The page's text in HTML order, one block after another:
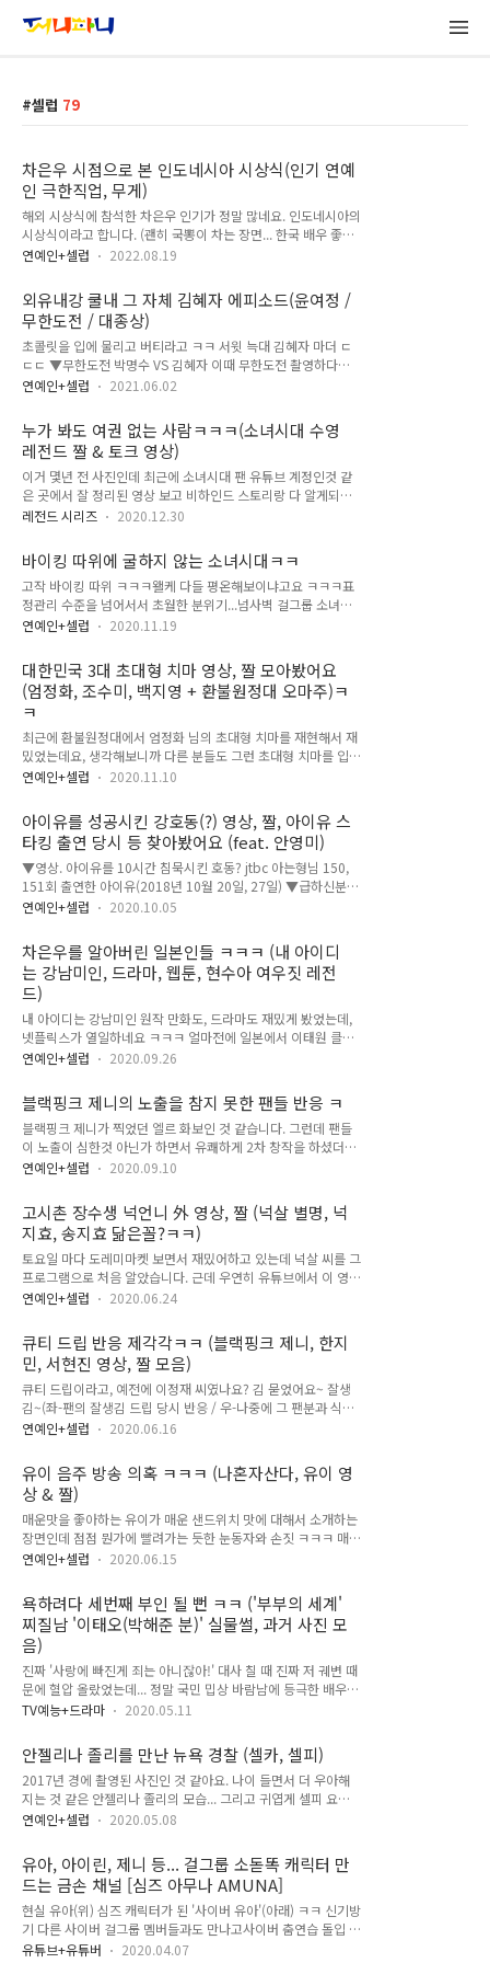
셀럽 79
차은우 시점으로 본 인도네시아 시상식(인기 연예
인 극한직업, 무게)
해외 시상식에 참석한 차은우 인기가 정말 많네요. 인도네시아의
시상식이라고 합니다. (괜히 국뽕이 차는 장면... 한국 배우 좋아
해줘서 고마워요) 잘생긴 사람 보면 나오는 찐반응 이라는 이야
한 표정으로 앉아있는 차은우 옆에 계속 싱글벙글 들썩이는 사람
들 ㅎㅎㅎ 그런데... 차은우 시점 상황 ㄷㄷㄷㄷㄷㄷㄷㄷㄷㄷㄷ
ㄷㄷㄷ 저 상황에서 저렇게 표정관리 하고 있다는 게 정말 대단
하다고 생각했습니다. 나는 절대 못 할거야..(그럴 일도 없겠지
만;) 이거 말고, 차은우 씨가 사진 기자들 앞에서 플래시 엄청나
게 터지는데 눈하나 깜짝 안 하고 서있었던 그런 움짤도 있었는
유재석 1인자의 시점,..
연예인+셀럽 2022.08.19
외유내강 쿨내 그 자체 김혜자 에피소드(윤여정 /
무한도전 / 대종상)
초콜릿을 입에 물리고 버티라고 ㅋㅋ 서윗 늑대 김혜자 마더 ㄷ
ㄷㄷ ▼무한도전 박명수 VS 김혜자 이때 무한도전 촬영하다가
김혜자 님한테 전원일기 또 찍을 생각 없냐고 조르는? 그런 장면
정말 단단한 그런 느낌... 쿨내 나셔서 진짜 부러워 나도 나이 먹
으면 저렇게 부드러우면서 강한 사람 되고 싶다 ㅋㅋ ▼김혜자
대종상 수상 번복 왜? 진짜 평소 이미지랑 방송 이미지랑 다르신
건지 상상이 안 되지만, 김혜자 님 같은 선배가 찍어야지 하면 조
금 더 참고 견디고 찍을 듯 ㅋㅋㅋㅋ 김혜자 님 담배 얘기도 많은
데 30년 넘게 피우시다가 금연한지 20년 넘으셨다고 ㅎㅎ 세월
하고, 인터뷰에서 절대..
연예인+셀럽 2021.06.02
누가 봐도 여권 없는 사람ㅋㅋㅋ(소녀시대 수영
레전드 짤 & 토크 영상)
이거 몇년 전 사진인데 최근에 소녀시대 팬 유튜브 계정인것 같
은 곳에서 잘 정리된 영상 보고 비하인드 스토리랑 다 알게되어
서 재밌어서 포스팅 해봅니다. 공항에서 코믹 영화 찍은거 같아
착하신 기자님도 정말 레전드다 ㅋㅋㅋ 아래 영상은 더 자세히
토크까지 들어있고, 밑에 짤도 모아봤어요. 아무래도 다양한 각
도의 영상, 토크를 자세히 편집해주셔서 영상 보시는걸 추천드려
요. ▼영상. 전설의 수영 여권짤 비하인드 스토리 정리 (유튜브
'소녀시대연구소') ▼ 출국을 기다리는 소녀시대 하하하~ 즐거
??? 동공지진! 청천벽력!ㅋㅋㅋ 알고보니 미리 수속 다 밟고 차
에서 대기했었는데, 놓고 왔..
레전드 시리즈 2020.12.30
바이킹 따위에 굴하지 않는 소녀시대ㅋㅋ
고작 바이킹 따위 ㅋㅋㅋ왤케 다들 평온해보이냐고요 ㅋㅋㅋ표
정관리 수준을 넘어서서 초월한 분위기...넘사벽 걸그룹 소녀시
대 너무 좋아 사진만 보니까 뭔가 허전해서 아래에 넣어두는 전
'임뚜껑' 임윤아 뚜껑 오픈ㅋㅋ 옆에서 같이 웃음 터진 태연도 너
무 귀여웠엌ㅋㅋ ▼노래듣기 모음 '소녀시대' 베스트유튜브에서
찾은건데 나중에 들으려고 같이 걸어둡니다. 소녀시대 노래 다
좋네요~ [아는형님] 레전드 써니 & 윤아 "어? 어디갔지?"ㅋ 태
연 '춘천가는 기차' 뮤비, 음원 듣기 등 모음 소녀시대 레전드 MR
제거 교과서
연예인+셀럽 2020.11.19
대한민국 3대 초대형 치마 영상, 짤 모아봤어요
(엄정화, 조수미, 백지영 + 환불원정대 오마주)ㅋ
ㅋ
최근에 환불원정대에서 엄정화 님의 초대형 치마를 재현해서 재
밌었는데요, 생각해보니까 다른 분들도 그런 초대형 치마를 입었
던 게 생각나더라고요. 엄정화, 조수미, 백지영 님의 짤과 영상
^^ ▼엄정화 '눈동자' 초대형 치마 모습 아니 대체 몇 미터? 스무
스하게 이동하는데 첨엔 웃음 나오다가 진지하게 보게됨ㄷㄷㅋ
▼영상. 엄정화 '눈동자' 초대형 치마 (1993년 서울랜드) ▼조수
미 '밤의 여왕' 초대형 치마 치마 높이 살벌함 ㄷㄷㄷ 근데 이동
함ㄷㄷ ▼영상. 조수미 '밤의 여왕 아리아' 초대형 치마 (영상 설
명 보니까 1995년 파리 디즈니랜드 오프닝 무대였다고 합니다.
요 ^^ 명품 목..
연예인+셀럽 2020.11.10
아이유를 성공시킨 강호동(?) 영상, 짤, 아이유 스
타킹 출연 당시 등 찾아봤어요 (feat. 안영미)
▼영상. 아이유를 10시간 침묵시킨 호동? jtbc 아는형님 150,
151회 출연한 아이유(2018년 10월 20일, 27일) ▼급하신분은
짤로 보세요 진짜 출연자 나올때 마다 피해담인지 미담인지 모를
는거 왤케 웃김ㅋㅋㅋㅋ ▼ 문제의 그 방송 찾아봄 당시 방송 찾
아봤는데 웨이브(wavve)에서 다시보기 할 수 있더라고요 그래
서 자세히 찾아봄ㅋㅋㅋ 아래는 당시 아이유 신인시절 모습~
▼09아이유 몇 장 캡쳐해봤어요~ 1분 28초쯤 나오는 아이유의
거의 유일?한 원샷...(제가 3초단위로 훑어가면서 본거라 나노단
위로 본건 아니라서... 그래도 개인 질문이나 그런건 없더라고요
^^;) 근데 이거 그냥 얼굴 가리고 웃는건데 뜬금없이 아래움짤
연예인+셀럽 2020.10.05
차은우를 알아버린 일본인들 ㅋㅋㅋ (내 아이디
는 강남미인, 드라마, 웹툰, 현수아 여우짓 레전
드)
내 아이디는 강남미인 원작 만화도, 드라마도 재밌게 봤었는데,
넷플릭스가 열일하네요 ㅋㅋㅋ 얼마전에 일본에서 이태원 클라
스도 인기 많았다고 하던데 신기합니다 ^^ 근데 차은우는 정말
나 홍콩에서 엄청 인기 많았던 예전 잘생긴 스타들 분위기가 나
는것 같기도 해요. ▼ 드라마 '내 아이디는 강남미인' 사진들~ 개
인적으로 임수향 씨도 재발견? 너무 매력있었고 서브 캐릭터들
도 다 매력있어서 진짜 재밌었어요. 주제도 한국에서만 가능할
것 같은 주제인데 새삼 느끼는 것도 많았고. 차세대 한류 스타로
트 예고 ▼영상. 웹툰 '내 ID는 강남미인' 프로모션 영상네이버
웹툰에서 이런 움직이는 프로모..
연예인+셀럽 2020.09.26
블랙핑크 제니의 노출을 참지 못한 팬들 반응 ㅋ
블랙핑크 제니가 찍었던 엘르 화보인 것 같습니다. 그런데 팬들
이 노출이 심한것 아닌가 하면서 유쾌하게 2차 창작을 하셨더라
고요, 너무 귀여워서 포스팅 해봅니다. 사이버 보쌈 ㅋㅋㅋ 제니
(SNS에 하도 돌아다녀서 정확한 출처는 잘 모르겠습니다 ㅠ_-
문제시 삭제할게요.) 유아, 아이린, 제니 등... 걸그룹 소돋똑 캐릭
터 만드는 금손 채널 [심즈 아무나 AMUNA] 역대급 분위기 '블랙
핑크 제니' 샤넬 패션쇼 영상 & 사진 인간 샤넬 '제니'의 'SOLO'
뮤직비디오, 무대 [런닝맨] 레전드 블랙핑크 '제니' 귀신의 집(호
러룸) 대성통곡ㅋ [런닝맨] '블랙핑크 제니' 아기상어, 고백, 볼뽀
연예인+셀럽 2020.09.10
고시촌 장수생 넉언니 外 영상, 짤 (넉살 별명, 넉
지효, 송지효 닮은꼴?ㅋㅋ)
토요일 마다 도레미마켓 보면서 재밌어하고 있는데 넉살 씨를 그
프로그램으로 처음 알았습니다. 근데 우연히 유튜브에서 이 영상
보고 진짜 빵터졌어요. 알고보니까 얼핏 보면 송지효 씨 닮기도
고요 ㅋㅋ 좀 뒷북이긴 하지만 재밌어서 영상들 몇개 줍줍 해봤
습니다. ㅋㅋㅋ ▼유명한 '고시촌 장수생 넉언니' ㅋㅋㅋㅋ(영상
은 바로 밑에) 국내 여성래퍼 투톱ㅋㅋㅋ미쳨ㅋㅋㅋㅋ ▼영상.
고시촌 장수생 넉언니 ▼영상. 난쟁이 넉살 ㅋㅋㅋ난쥉아 뭐해~
가사써써 가사써써~ ㅋㅋㅋ ▼영상. 넉지효의 앙탈 ▼영상. '박
나래 복붙쇼' 출연한 넉살 1편 ▼영상. '박나래 복붙쇼' 출연한
이 된 넉언니ㅋㅋㅋ 진짜 송..
연예인+셀럽 2020.06.24
큐티 드립 반응 제각각ㅋㅋ (블랙핑크 제니, 한지
민, 서현진 영상, 짤 모음)
큐티 드립이라고, 예전에 이정재 씨였나요? 김 묻었어요~ 잘생
김~(좌-팬의 잘생김 드립 당시 반응 / 우-나중에 그 팬분과 식사
자리 마련(김무엇ㅋ)) 이런 내용의 변종 같은거라고 생각하시면
반응이 오고 "큐티~" 하면 빵터지는 흐름도인데 반응이 제각각
이라 너무 재밌어서 포스팅 해봅니다. > ▼영상. 큐티드립 제니
반응 ('supershinstudio' 채널 영상 공유) 큐티 드립의 정석같았
던 블랙핑크 제니 반응 ㅋㅋㅋ 팬님 : 왜 늘 똑같은 티만 입어요?
제니 : 똑같은 티만 입는다고요? (심각한 표정 ㅋㅋㅋ) 팬님 : 큐~
티~제니 : ??!!! 빵 터진 제니 와 웃는모습 ㅠㅠ > ▼영상. 큐티드
연예인+셀럽 2020.06.16
유이 음주 방송 의혹 ㅋㅋㅋ (나혼자산다, 유이 영
상 & 짤)
매운맛을 좋아하는 유이가 매운 샌드위치 맛에 대해서 소개하는
장면인데 점점 뭔가에 빨려가는 듯한 눈동자와 손짓 ㅋㅋㅋ 매운
맛 영업중인 유이.. ㅋㅋ 뭔가 이상함을 감지한 이장우 ㅋㅋㅋ
빵 터졌어요 ㅋㅋㅋ 다른 장면에선 멀쩡하고 쌩얼마저 너무 예뻤
는데 레시피 설명할 때 진심으로 좋아하는거라서 그런지 진짜 막
취한듯이 이야기함 ㅋㅋ 이거 영상으로 보셔야돼요 그래서 찾아
봤는데 다행히? 클립 영상 올라왔더라고요 ㅎㅎ ▼영상. 유이의
아침 매운 샌드위치 & 음주방송 의혹? (2분 9초 인터뷰 장면이
그 장면이에요 ㅋㅋㅋ)(네이버TV 나혼자산다 채널 영상 공유)
유이 민망해서 빵 터지고 ㅋㅋ 이시언 님 고새 따라하심 ㅋㅋㅋ
연예인+셀럽 2020.06.15
욕하려다 세번째 부인 될 뻔 ㅋㅋ ('부부의 세계'
찌질남 '이태오(박해준 분)' 실물썰, 과거 사진 모
음)
진짜 '사랑에 빠진게 죄는 아니잖아!' 대사 칠 때 진짜 저 궤변 때
문에 혈압 올랐었는데... 정말 국민 밉상 바람남에 등극한 배우
박해준 씨 얘긴데요... 이태오 역을 너무 잘 연기하셔서 박막례
어진 웃지 못할 일이죠. (박막례 할머니 영상은 아래에 추가했어
요. 너무 재밌어섴ㅋ) 근데 최근에 커뮤니티에 정말 웃긴 글이 올
라와서 관련 사진을 찾아봤습니다. 부부의 세계 촬영을 직관하게
된 어느 분의 썰인데 욕한바가지 하려다가 이태오 실물 보고 세
번째 부인 될 뻔 했다곸ㅋㅋㅋㅋ 아래 사진이랑 모아봤으니 한
라는 얘기 ㅋㅋ (프로필 나무위키 링크) 참고로 이태오 역을 맡은
배우 박해..
TV예능+드라마 2020.05.11
안젤리나 졸리를 만난 뉴욕 경찰 (셀카, 셀피)
2017년 경에 촬영된 사진인 것 같아요. 나이 들면서 더 우아해
지는 것 같은 안젤리나 졸리의 모습... 그리고 귀엽게 셀피 요청
하고 촬영하는 뉴욕 경찰 아저씨 ㅋㅋㅋ 사진 진짜 너무 마음에
ㅎㅎ
연예인+셀럽 2020.05.08
유아, 아이린, 제니 등... 걸그룹 소돋똑 캐릭터 만
드는 금손 채널 [심즈 아무나 AMUNA]
현실 유아(위) 심즈 캐릭터가 된 '사이버 유아'(아래) ㅋㅋ 신기방
기 다른 사이버 걸그룹 멤버들과도 만나고사이버 춤연습 돌입 ㅋ
ㅋㅋ 예전에 몇 번 봤었던 채널인데 최근에 오마이걸 '유아' 캐릭
유튜브+유튜버 2020.04.07